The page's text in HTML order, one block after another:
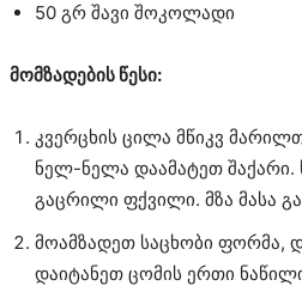
50 გრ შავი შოკოლადი
მომზადების წესი:
კვერცხის ცილა მწიკვ
ნელ-ნელა დაამატეთ
გაცრილი ფქვილი. მზა მასა
მოამზადეთ საცხობი ფორმა,
დაიტანეთ ცომის ერთი